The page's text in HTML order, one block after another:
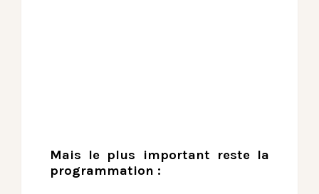
Mais le plus important reste la
programmation :